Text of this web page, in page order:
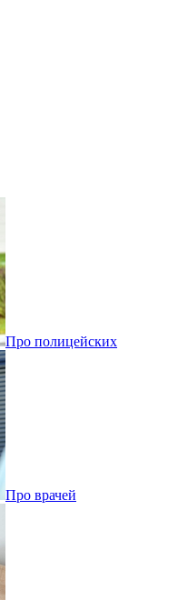
Про полицейских
Про врачей